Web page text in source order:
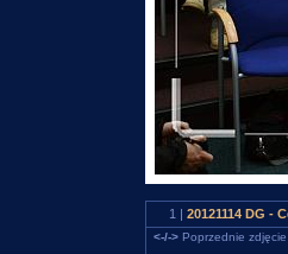
1 | 20121114 DG -
<-/->Poprzednie